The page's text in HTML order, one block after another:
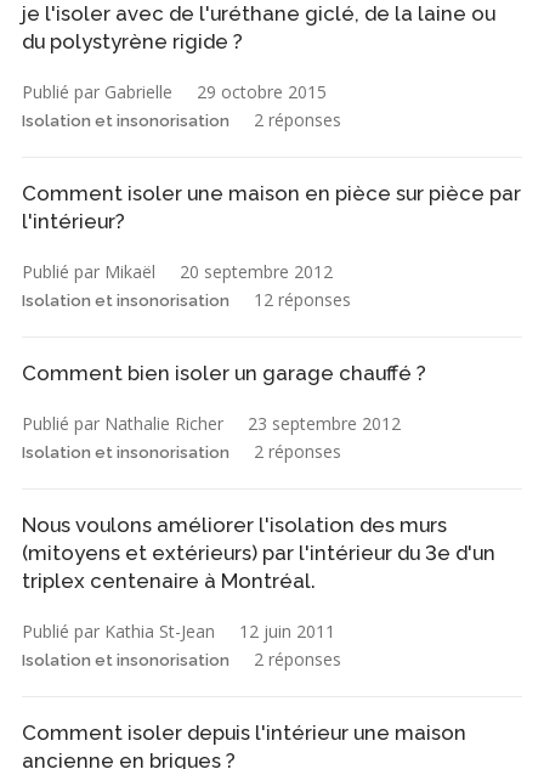
je l'isoler avec de l'uréthane giclé, de la laine ou
du polystyrène rigide ?
Publié par Gabrielle 29 octobre 2015
Isolation et insonorisation 2 réponses
Comment isoler une maison en pièce sur pièce par
l'intérieur?
Publié par Mikaël 20 septembre 2012
Isolation et insonorisation 12 réponses
Comment bien isoler un garage chauffé ?
Publié par Nathalie Richer 23 septembre 2012
Isolation et insonorisation 2 réponses
Nous voulons améliorer l'isolation des murs
(mitoyens et extérieurs) par l'intérieur du 3e d'un
triplex centenaire à Montréal.
Publié par Kathia St-Jean 12 juin 2011
Isolation et insonorisation 2 réponses
Comment isoler depuis l'intérieur une maison
ancienne en briques ?